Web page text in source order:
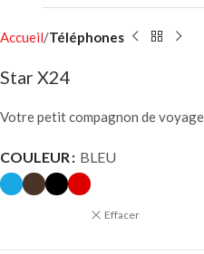
Accueil Téléphones
Star X24
Votre petit compagnon de voyage
COULEUR BLEU
Effacer